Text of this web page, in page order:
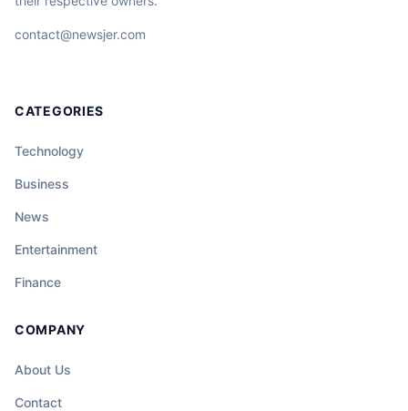
contact@newsjer.com
CATEGORIES
Technology
Business
News
Entertainment
Finance
COMPANY
About Us
Contact